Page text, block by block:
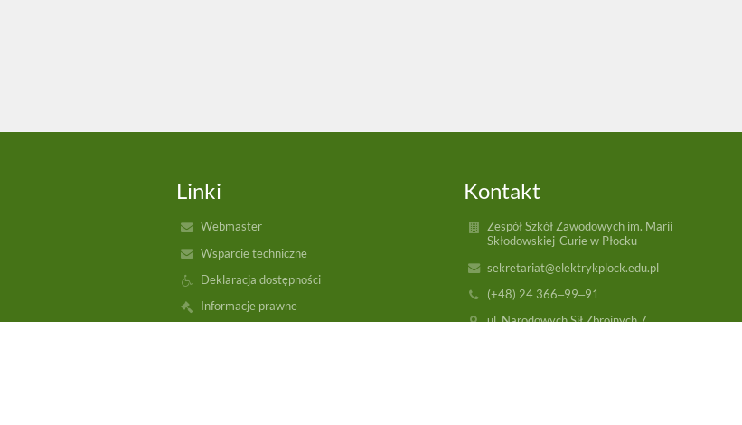
Linki
Webmaster
Wsparcie techniczne
Deklaracja dostępności
Informacje prawne
Kontakt
Zespół Szkół Zawodowych im. Marii
Skłodowskiej-Curie w Płocku
sekretariat@elektrykplock.edu.pl
(+48) 24 366‒99‒91
ul. Narodowych Sił Zbrojnych 7,